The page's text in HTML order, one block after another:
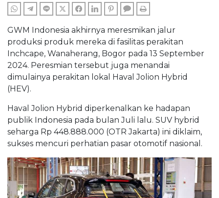
WHATSAPPTELEGRAM
LINE TWITTERFACEBOOKLINKEDINPINTERESTCOMMENTS
GWM Indonesia akhirnya meresmikan jalur
produksi produk mereka di fasilitas perakitan
Inchcape, Wanaherang, Bogor pada 13 September
2024. Peresmian tersebut juga menandai
dimulainya perakitan lokal Haval Jolion Hybrid
(HEV).
Haval Jolion Hybrid diperkenalkan ke hadapan
publik Indonesia pada bulan Juli lalu. SUV hybrid
seharga Rp 448.888.000 (OTR Jakarta) ini diklaim,
sukses mencuri perhatian pasar otomotif nasional.